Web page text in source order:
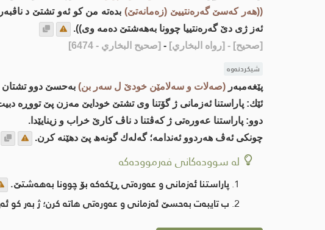
((هه‌ر كه‌سێ گه‌ره‌نتییێ (زه‌مانه‌تێ) بده‌ته‌ من كو ئه‌و تشتێ د
ئه‌ز ژی دێ گه‌ره‌نتییا چوونا به‌هه‌شتێ ده‌مه‌ وی)).
[صحيح] - [رواه البخاري] - [صحيح البخاري - 6474]
شیکردنەوە
پێغه‌مبه‌ر (صه‌لات و سه‌لامێن خودێ ل سه‌ر بن) به‌حسێ دوو تشتان
ئێك: پاراستنا ئه‌زمانی ژ گۆتنا وی تشتێ خودایێ مه‌زن پێ تووڕه‌
دوو: پاراستنا عه‌وره‌تی ژ كه‌ڤتنا د ناڤ كارێ خراب و زینایێدا.
چونكی ئه‌ڤ هه‌ردوو ئه‌ندامه‌؛ گه‌له‌ك گونه‌ھ پێ دهێنه‌ كرن.
لە سوودەکانی فەرموودەکە
پاراستنا ئه‌زمانی و عه‌وره‌تی ڕێكه‌كه‌ بۆ چوونا به‌هه‌شتێ.
ب تایبه‌ت به‌حسێ ئه‌زمانی و عه‌وره‌تی هاته‌ كرن؛ ژ به‌ر كو